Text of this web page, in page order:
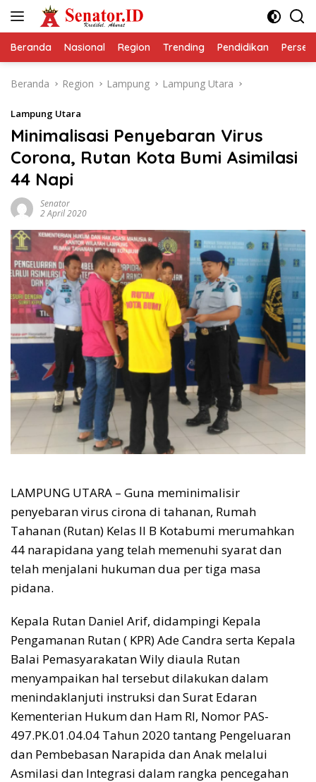
Beranda Nasional Region Trending Pendidikan
Beranda Region Lampung Lampung Utara
Lampung Utara
Minimalisasi Penyebaran Virus
Corona, Rutan Kota Bumi Asimilasi
44 Napi
Senator
2 April 2020
LAMPUNG UTARA – Guna meminimalisir
penyebaran virus cirona di tahanan, Rumah
Tahanan (Rutan) Kelas II B Kotabumi merumahkan
44 narapidana yang telah memenuhi syarat dan
telah menjalani hukuman dua per tiga masa
pidana.
Kepala Rutan Daniel Arif, didampingi Kepala
Pengamanan Rutan ( KPR) Ade Candra serta Kepala
Balai Pemasyarakatan Wily diaula Rutan
menyampaikan hal tersebut dilakukan dalam
menindaklanjuti instruksi dan Surat Edaran
Kementerian Hukum dan Ham RI, Nomor PAS-
497.PK.01.04.04 Tahun 2020 tantang Pengeluaran
dan Pembebasan Narapida dan Anak melalui
Asmilasi dan Integrasi dalam rangka pencegahan